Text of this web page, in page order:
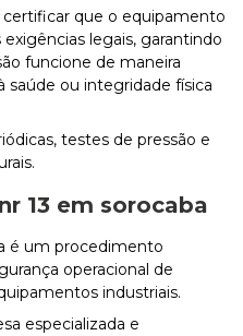
que o equipamento
legais, garantindo
funcione de maneira
saúde ou integridade física
testes de pressão e
13 em sorocaba
é um procedimento
operacional de
industriais.
especializada e